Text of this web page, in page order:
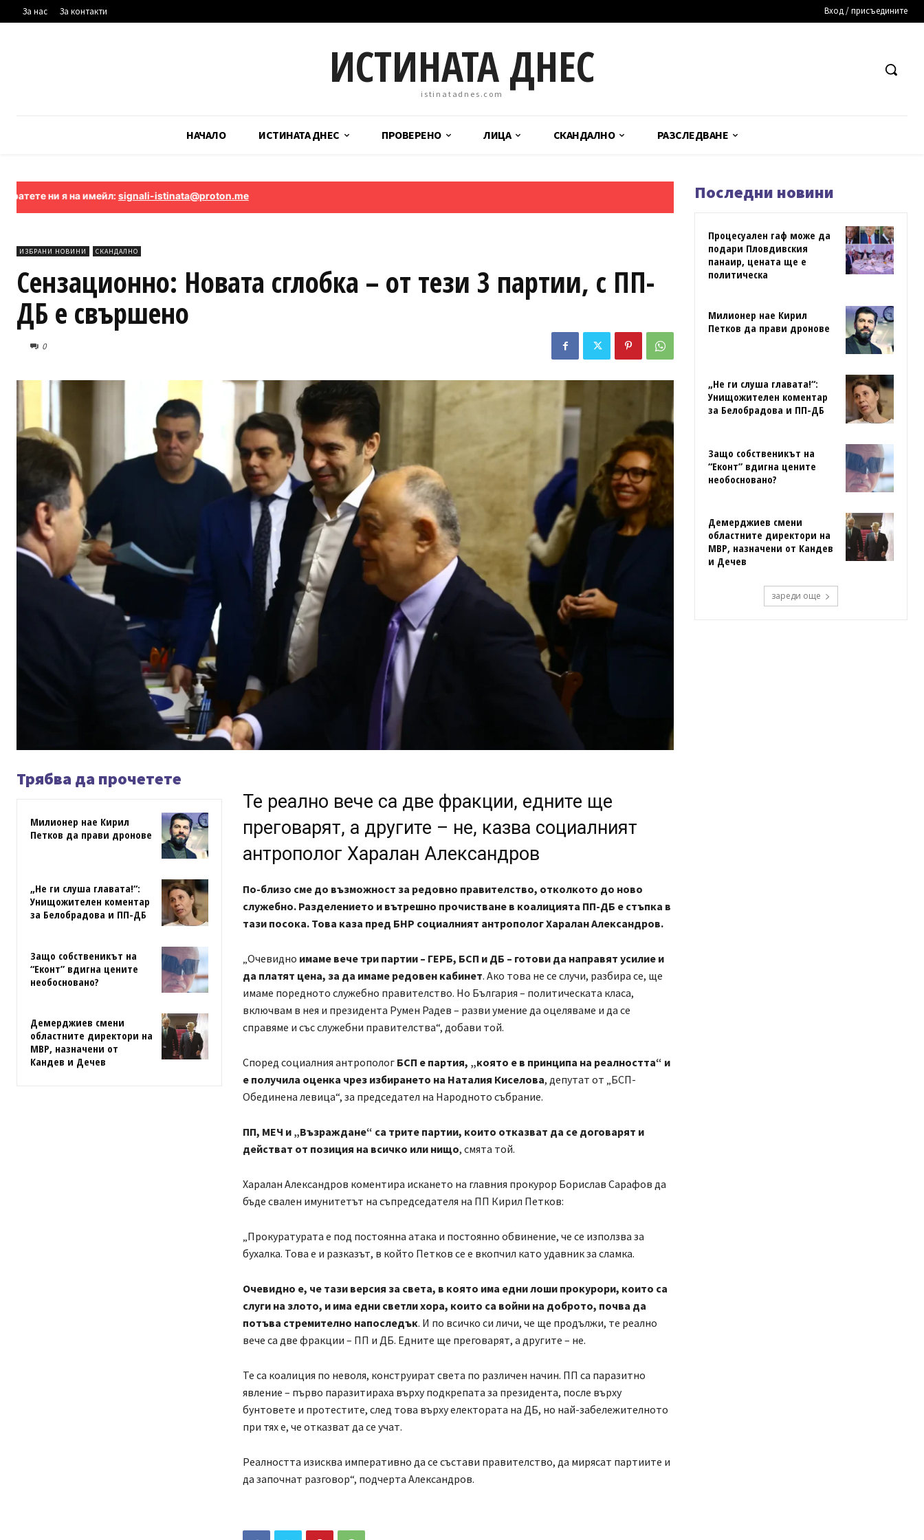
За нас За контакти Вход / присъедините
ИСТИНАТА ДНЕС
istinatadnes.com
НАЧАЛО ИСТИНАТА ДНЕС ПРОВЕРЕНО ЛИЦА СКАНДАЛНО РАЗСЛЕДВАНЕ
ни я на имейл:signali-istinata@proton.me
ИЗБРАНИ НОВИНИ СКАНДАЛНО
Сензационно: Новата сглобка – от тези 3 партии, с ПП-
ДБ е свършено
0
Трябва да прочетете
Милионер нае Кирил
Петков да прави дронове
„Не ги слуша главата!“:
Унищожителен коментар
за Белобрадова и ПП-ДБ
Защо собственикът на
“Еконт” вдигна цените
необосновано?
Демерджиев смени
областните директори на
МВР, назначени от
Кандев и Дечев
Те реално вече са две фракции, едните ще
преговарят, а другите – не, казва социалният
антрополог Харалан Александров
По-близо сме до възможност за редовно правителство, отколкото до ново
служебно. Разделението и вътрешно прочистване в коалицията ПП-ДБ е стъпка в
тази посока. Това каза пред БНР социалният антрополог Харалан Александров.
„Очевидно имаме вече три партии – ГЕРБ, БСП и ДБ – готови да направят усилие и
да платят цена, за да имаме редовен кабинет. Ако това не се случи, разбира се, ще
имаме поредното служебно правителство. Но България – политическата класа,
включвам в нея и президента Румен Радев – разви умение да оцеляваме и да се
справяме и със служебни правителства“, добави той.
Според социалния антрополог БСП е партия, „която е в принципа на реалността“ и
е получила оценка чрез избирането на Наталия Киселова, депутат от „БСП-
Обединена левица“, за председател на Народното събрание.
ПП, МЕЧ и „Възраждане“ са трите партии, които отказват да се договарят и
действат от позиция на всичко или нищо, смята той.
Харалан Александров коментира искането на главния прокурор Борислав Сарафов да
бъде свален имунитетът на съпредседателя на ПП Кирил Петков:
„Прокуратурата е под постоянна атака и постоянно обвинение, че се използва за
бухалка. Това е и разказът, в който Петков се е вкопчил като удавник за сламка.
Очевидно е, че тази версия за света, в която има едни лоши прокурори, които са
слуги на злото, и има едни светли хора, които са войни на доброто, почва да
потъва стремително напоследък. И по всичко си личи, че ще продължи, те реално
вече са две фракции – ПП и ДБ. Едните ще преговарят, а другите – не.
Те са коалиция по неволя, конструират света по различен начин. ПП са паразитно
явление – първо паразитираха върху подкрепата за президента, после върху
бунтовете и протестите, след това върху електората на ДБ, но най-забележителното
при тях е, че отказват да се учат.
Реалността изисква императивно да се състави правителство, да мирясат партиите и
да започнат разговор“, подчерта Александров.
Последни новини
Процесуален гаф може да
подари Пловдивския
панаир, цената ще е
политическа
Милионер нае Кирил
Петков да прави дронове
„Не ги слуша главата!“:
Унищожителен коментар
за Белобрадова и ПП-ДБ
Защо собственикът на
“Еконт” вдигна цените
необосновано?
Демерджиев смени
областните директори на
МВР, назначени от Кандев
и Дечев
зареди още